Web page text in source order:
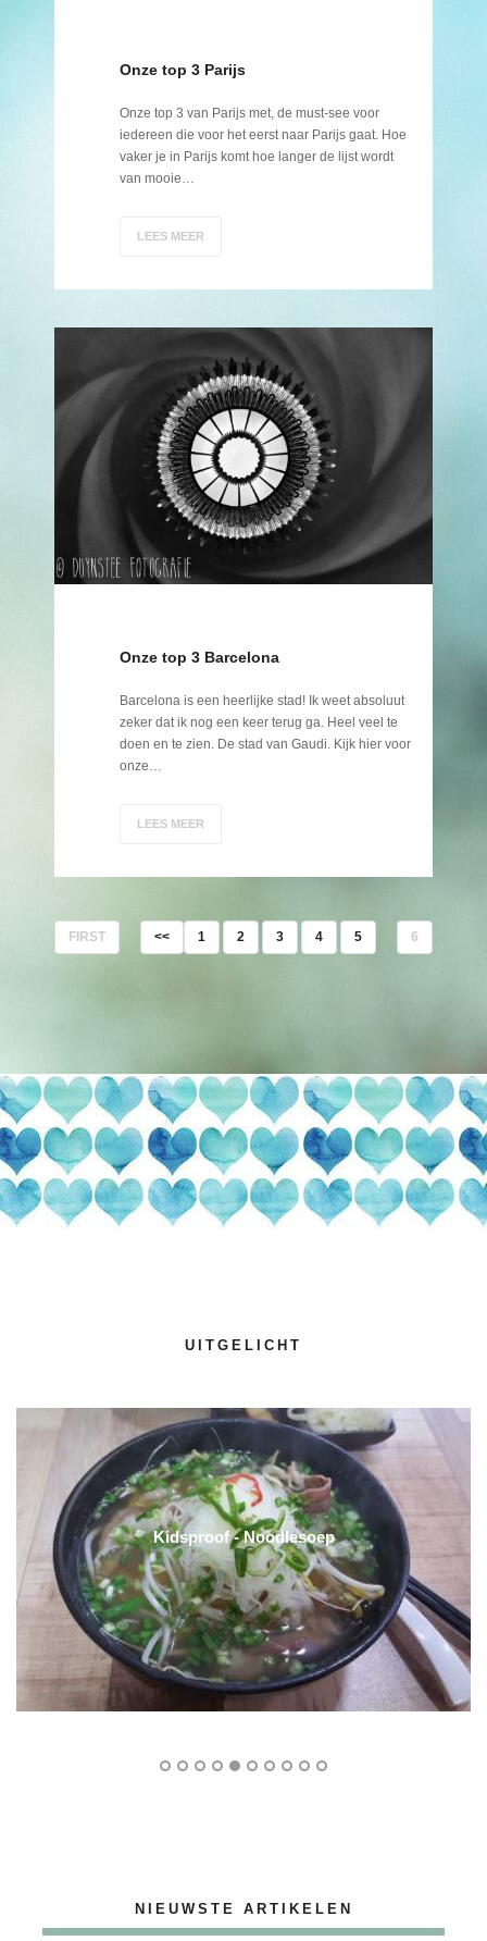
Onze top 3 Parijs
Onze top 3 van Parijs met, de must-see voor
iedereen die voor het eerst naar Parijs gaat. Hoe
vaker je in Parijs komt hoe langer de lijst wordt
van mooie…
LEES MEER
Onze top 3 Barcelona
Barcelona is een heerlijke stad! Ik weet absoluut
zeker dat ik nog een keer terug ga. Heel veel te
doen en te zien. De stad van Gaudi. Kijk hier voor
onze…
LEES MEER
FIRST << 1 2 3 4 5 6
UITGELICHT
Thaise vis
NIEUWSTE ARTIKELEN